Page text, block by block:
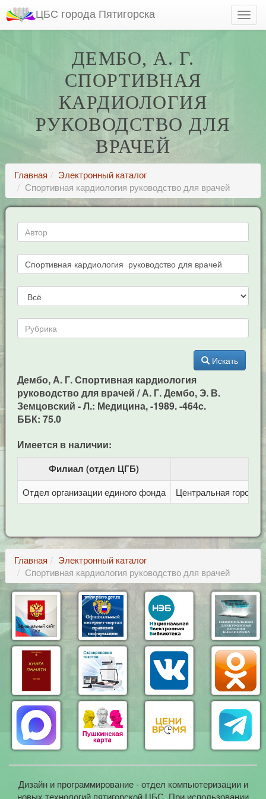
ЦБС города Пятигорска
ДЕМБО, А. Г.
СПОРТИВНАЯ
КАРДИОЛОГИЯ
РУКОВОДСТВО ДЛЯ
ВРАЧЕЙ
Главная
Электронный каталог
Спортивная кардиология руководство для врачей
Искать
Дембо, А. Г. Спортивная кардиология
руководство для врачей / А. Г. Дембо, Э. В.
Земцовский - Л.: Медицина, -1989. -464c.
ББК: 75.0
Имеется в наличии:
Филиал (отдел ЦГБ)
Отдел организации единого фонда Центральная
Главная
Электронный каталог
Спортивная кардиология руководство для врачей
Дизайн и программирование - отдел компьютеризации и